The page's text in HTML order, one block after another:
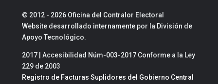
© 2012 - 2026 Oficina del Contralor Electoral
Website desarrollado internamente por la División de
Apoyo Tecnológico.
2017 | Accesibilidad Núm-003-2017 Conforme a la Ley
229 de 2003
Registro de Facturas Suplidores del Gobierno Central